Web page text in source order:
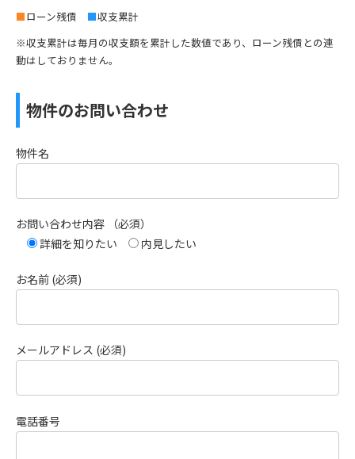
■ローン残債 ■収支累計
※収支累計は毎月の収支額を累計した数値であり、ローン残債との連
動はしておりません。
物件のお問い合わせ
物件名
お問い合わせ内容 （必須）
詳細を知りたい
内見したい
お名前 (必須)
メールアドレス (必須)
電話番号